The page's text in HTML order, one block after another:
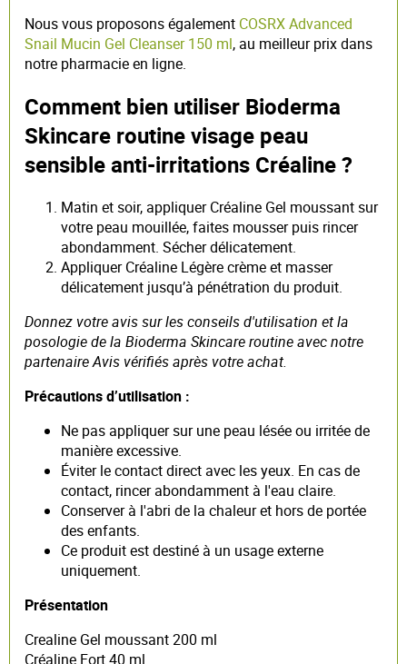
Nous vous proposons également COSRX Advanced
Snail Mucin Gel Cleanser 150 ml, au meilleur prix dans
notre pharmacie en ligne.
Comment bien utiliser Bioderma
Skincare routine visage peau
sensible anti-irritations Créaline ?
Matin et soir, appliquer Créaline Gel moussant sur
votre peau mouillée, faites mousser puis rincer
abondamment. Sécher délicatement.
Appliquer Créaline Légère crème et masser
délicatement jusqu’à pénétration du produit.
Donnez votre avis sur les conseils d'utilisation et la
posologie de la Bioderma Skincare routine avec notre
partenaire Avis vérifiés après votre achat.
Précautions d’utilisation :
Ne pas appliquer sur une peau lésée ou irritée de
manière excessive.
Éviter le contact direct avec les yeux. En cas de
contact, rincer abondamment à l'eau claire.
Conserver à l'abri de la chaleur et hors de portée
des enfants.
Ce produit est destiné à un usage externe
uniquement.
Présentation
Crealine Gel moussant 200 ml
Créaline Fort 40 ml